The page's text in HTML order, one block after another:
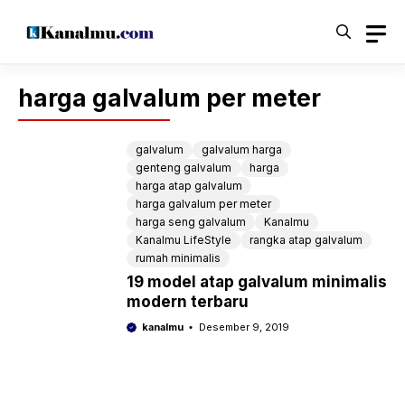
harga galvalum per meter
galvalum
galvalum harga
genteng galvalum
harga
harga atap galvalum
harga galvalum per meter
harga seng galvalum
Kanalmu
Kanalmu LifeStyle
rangka atap galvalum
rumah minimalis
19 model atap galvalum minimalis
modern terbaru
kanalmu Desember 9, 2019